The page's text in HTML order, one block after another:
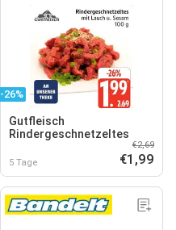
-26%
Gutfleisch
Rindergeschnetzeltes
5 Tage
€2,69
€1,99